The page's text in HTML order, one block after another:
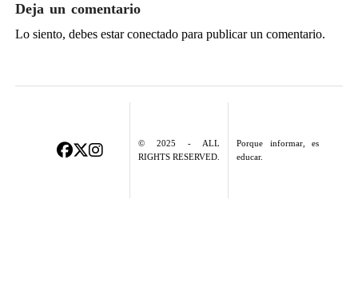
Deja un comentario
Lo siento, debes estarconectadopara publicar un comentario.
© 2025 - ALL
RIGHTS RESERVED.
Porque informar, es
educar.